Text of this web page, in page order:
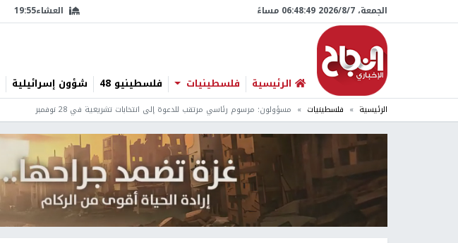
الجمعة، 7/‏8/‏2026 06:48:50 مساءً العشاء19:55
الرئيسية فلسطينيات فلسطينيو 48 شؤون إسرائيلية
الرئيسية فلسطينيات مسؤولون: مرسوم رئاسي مرتقب للدعوة إلى انتخابات تشريعية في 28 نوفمبر